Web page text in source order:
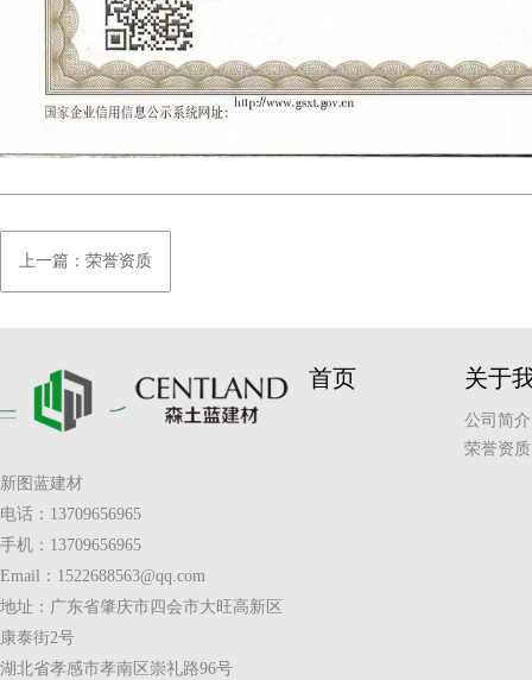
上一篇：荣誉资质
新图蓝建材
电话：13709656965
手机：13709656965
Email：1522688563@qq.com
地址：广东省肇庆市四会市大旺高新区
康泰街2号
湖北省孝感市孝南区崇礼路96号
首页 关于
公司简介
荣誉资质